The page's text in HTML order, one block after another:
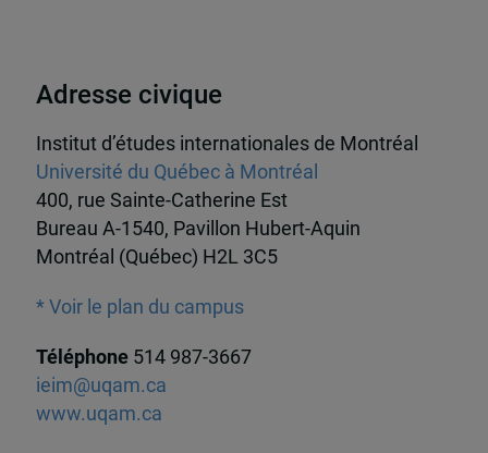
Adresse civique
Institut d’études internationales de Montréal
Université du Québec à Montréal
400, rue Sainte-Catherine Est
Bureau A-1540, Pavillon Hubert-Aquin
Montréal (Québec) H2L 3C5
* Voir le plan du campus
Téléphone 514 987-3667
ieim@uqam.ca
www.uqam.ca